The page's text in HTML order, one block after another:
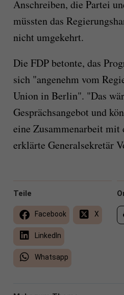
Anschreiben, die Partei
müssten das
nicht umgekehrt.
Die FDP betonte, das
sich "angenehm vom
Union in Berlin". "Das
Gesprächsangebot und
eine Zusammenarbeit mit
erklärte Generalsekretär
Teile
Facebook X
LinkedIn
Whatsapp